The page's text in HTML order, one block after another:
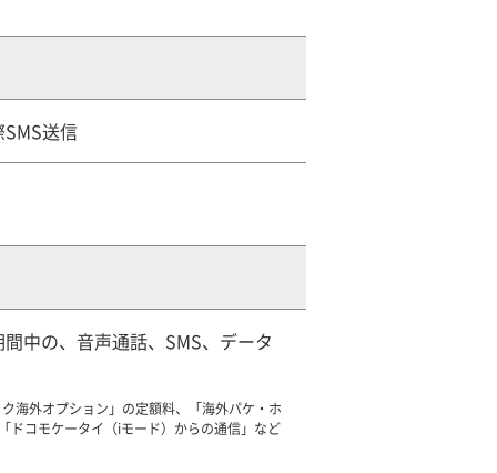
送信
中の、音声通話、SMS、データ
海外オプション」の定額料、「海外パケ・ホ
ドコモケータイ（iモード）からの通信」など